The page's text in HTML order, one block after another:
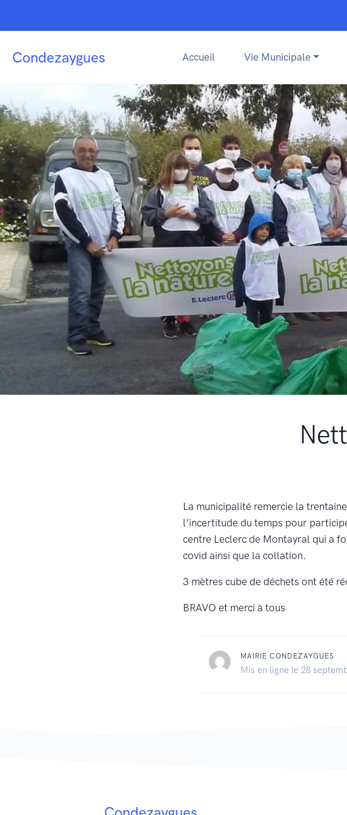
Condezaygues Accueil Vie Municipale
La municipalité remercie la
l’incertitude du temps pour
centre Leclerc de Montayral qui a
covid ainsi que la collation.
3 mètres cube de déchets ont été
BRAVO et merci à tous
MAIRIE CONDEZAYGUES
Mis en ligne le 28